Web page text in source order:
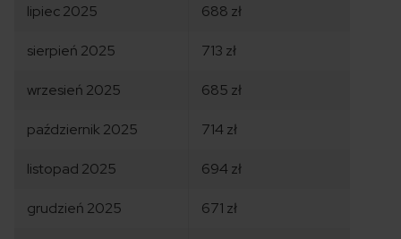
lipiec 2025 688 zł
sierpień 2025 713 zł
wrzesień 2025 685 zł
październik 2025 714 zł
listopad 2025 694 zł
grudzień 2025 671 zł